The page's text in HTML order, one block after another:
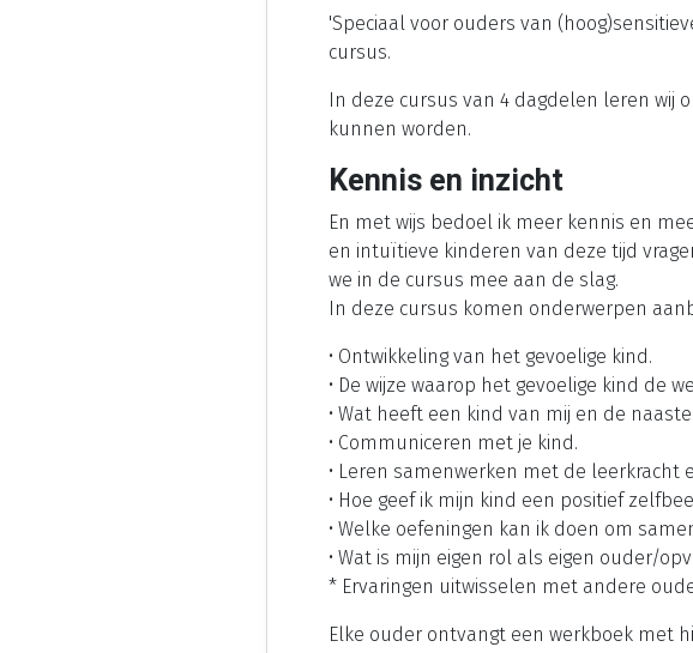
'Speciaal voor ouders van
cursus.
In deze cursus van 4 dagdelen leren wij
kunnen worden.
Kennis en inzicht
En met wijs bedoel ik meer kennis en
en intuïtieve kinderen van deze tijd
we in de cursus mee aan de slag.
In deze cursus komen onderwerpen
• Ontwikkeling van het gevoelige kind.
• De wijze waarop het gevoelige kind de
• Wat heeft een kind van mij en de
• Communiceren met je kind.
• Leren samenwerken met de
• Hoe geef ik mijn kind een positief
• Welke oefeningen kan ik doen om
• Wat is mijn eigen rol als eigen ouder/
* Ervaringen uitwisselen met andere
Elke ouder ontvangt een werkboek met